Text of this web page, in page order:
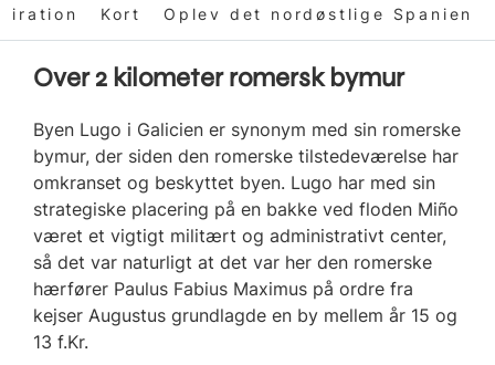
Kort Oplev det nordøstlige Spanien
Over 2 kilometer romersk bymur
Byen Lugo i Galicien er synonym med sin romerske
bymur, der siden den romerske tilstedeværelse har
omkranset og beskyttet byen. Lugo har med sin
strategiske placering på en bakke ved floden Miño
været et vigtigt militært og administrativt center,
så det var naturligt at det var her den romerske
hærfører Paulus Fabius Maximus på ordre fra
kejser Augustus grundlagde en by mellem år 15 og
13 f.Kr.